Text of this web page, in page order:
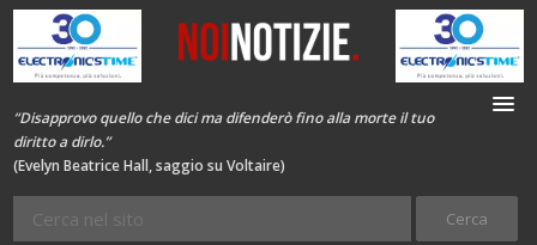
“Disapprovo quello che dici ma difenderò fino alla morte il tuo
diritto a dirlo.”
(Evelyn Beatrice Hall, saggio su Voltaire)